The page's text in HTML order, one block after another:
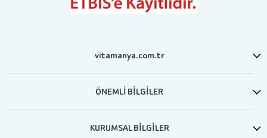
vitamanya.com.tr
ÖNEMLİ BİLGİLER
KURUMSAL BİLGİLER